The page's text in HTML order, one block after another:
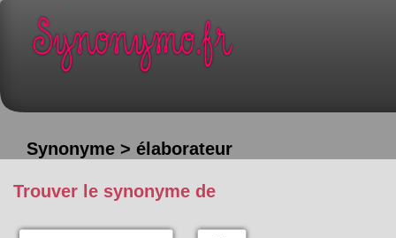
Synonyme > élaborateur
Trouver le synonyme de